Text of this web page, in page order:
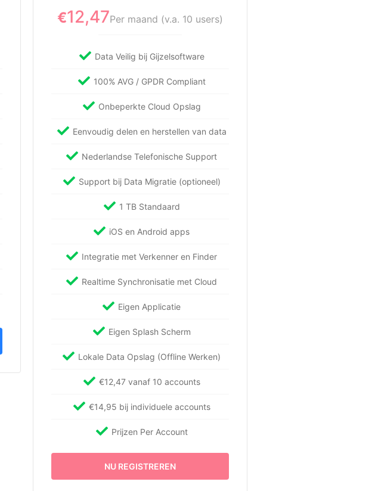
€12,47Per maand (v.a. 10 users)
Data Veilig bij Gijzelsoftware
100% AVG / GPDR Compliant
Onbeperkte Cloud Opslag
Eenvoudig delen en herstellen van data
Nederlandse Telefonische Support
Support bij Data Migratie (optioneel)
1 TB Standaard
iOS en Android apps
Integratie met Verkenner en Finder
Realtime Synchronisatie met Cloud
Eigen Applicatie
Eigen Splash Scherm
Lokale Data Opslag (Offline Werken)
€12,47 vanaf 10 accounts
€14,95 bij individuele accounts
Prijzen Per Account
NU REGISTREREN